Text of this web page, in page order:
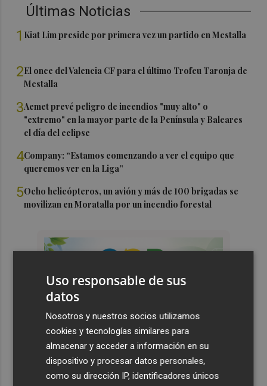
Últimas Noticias
1 Kiat Lim preside por primera vez un partido en Mestalla
2El once del Valencia CF para el último Trofeu Taronja de
Mestalla
3Aemet prevé peligro de incendios "muy alto" o
"extremo" en la mayor parte de la Península y Baleares
el día del eclipse
4Company: “Estamos comenzando a ver el equipo que
queremos ver en la Liga”
5Ocho helicópteros, un avión y más de 100 brigadas se
movilizan en Moratalla por un incendio forestal
Uso responsable de sus
datos
Nosotros y nuestros socios utilizamos
cookies y tecnologías similares para
almacenar y acceder a información en su
dispositivo y procesar datos personales,
como su dirección IP, identificadores únicos